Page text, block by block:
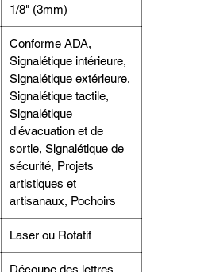
1/8" (3mm)
Conforme ADA,
Signalétique intérieure,
Signalétique extérieure,
Signalétique tactile,
Signalétique
d'évacuation et de
sortie, Signalétique de
sécurité, Projets
artistiques et
artisanaux, Pochoirs
Laser ou Rotatif